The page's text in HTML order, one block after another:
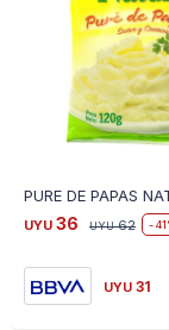
UYU 36 UYU 62 41
UYU 31